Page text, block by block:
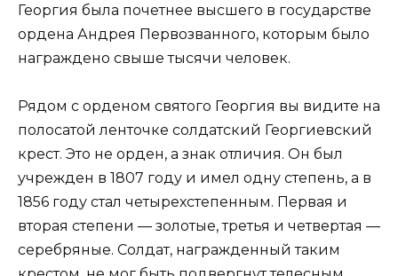
Георгия была почетнее высшего в государстве
ордена Андрея Первозванного, которым было
награждено свыше тысячи человек.
Рядом с орденом святого Георгия вы видите на
полосатой ленточке солдатский Георгиевский
крест. Это не орден, а знак отличия. Он был
учрежден в 1807 году и имел одну степень, а в
1856 году стал четырехстепенным. Первая и
вторая степени — золотые, третья и четвертая —
серебряные. Солдат, награжденный таким